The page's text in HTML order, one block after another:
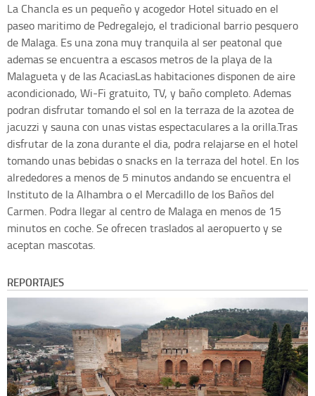
La Chancla es un pequeño y acogedor Hotel situado en el
paseo maritimo de Pedregalejo, el tradicional barrio pesquero
de Malaga. Es una zona muy tranquila al ser peatonal que
ademas se encuentra a escasos metros de la playa de la
Malagueta y de las AcaciasLas habitaciones disponen de aire
acondicionado, Wi-Fi gratuito, TV, y baño completo. Ademas
podran disfrutar tomando el sol en la terraza de la azotea de
jacuzzi y sauna con unas vistas espectaculares a la orilla.Tras
disfrutar de la zona durante el dia, podra relajarse en el hotel
tomando unas bebidas o snacks en la terraza del hotel. En los
alrededores a menos de 5 minutos andando se encuentra el
Instituto de la Alhambra o el Mercadillo de los Baños del
Carmen. Podra llegar al centro de Malaga en menos de 15
minutos en coche. Se ofrecen traslados al aeropuerto y se
aceptan mascotas.
REPORTAJES